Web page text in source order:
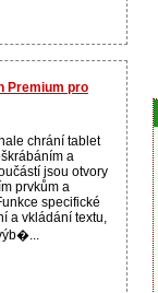
Premium pro
chrání tablet
a
jsou otvory
prvkům a
specifické
a vkládání textu,